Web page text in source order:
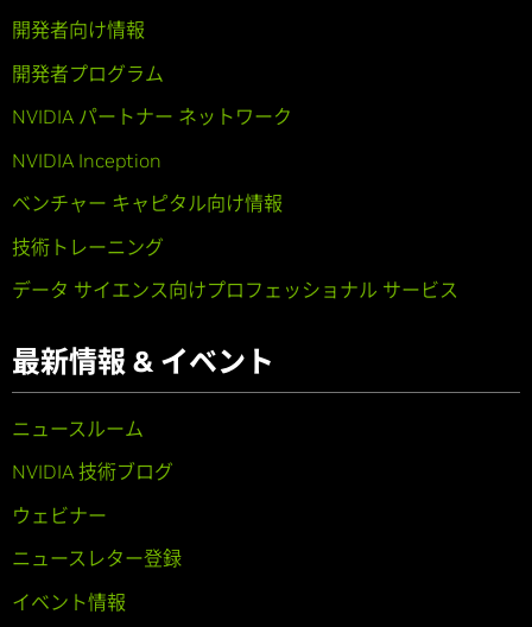
開発者向け情報
開発者プログラム
NVIDIA パートナー ネットワーク
NVIDIA Inception
ベンチャー キャピタル向け情報
技術トレーニング
データ サイエンス向けプロフェッショナル サービス
最新情報 & イベント
ニュースルーム
NVIDIA 技術ブログ
ウェビナー
ニュースレター登録
イベント情報